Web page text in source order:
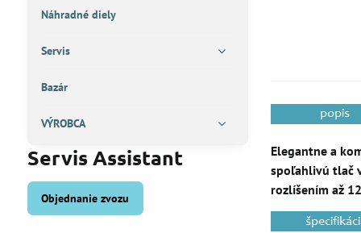
Elegantne a
spoľahlivú tlač
rozlíšením až
Náhradné diely
Servis
Bazár
VÝROBCA
Servis Assistant
Objednanie zvozu